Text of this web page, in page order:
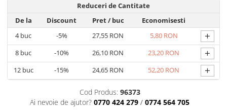
CAPACE, COASTERE & BAVETE
FUSTE MASA BUFET
LUMANARI
VESELA PREMIUM UNICA
FOLOSINTA
SPA & WELLNESS
CUMPARA LA BAX - 1+1 Gratis
Reduceri de Cantitate
De la
Discount Pret/ buc
Economisesti
4buc -5% 27,55 RON 5,80 RON +
8 buc -10% 26,10 RON 23,20 RON +
12buc -15% 24,65 RON 52,20 RON +
Cod Produs: 96373
Ai nevoie de ajutor? 0770 424 279 / 0774 564 705